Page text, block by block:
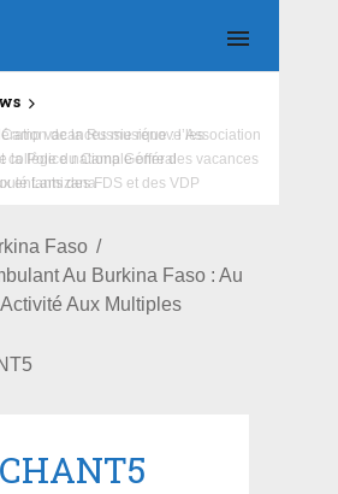
de la Russie rénove les
collège du Camp Général
Lamizana
Faso
Au Burkina Faso : Au
Aux Multiples